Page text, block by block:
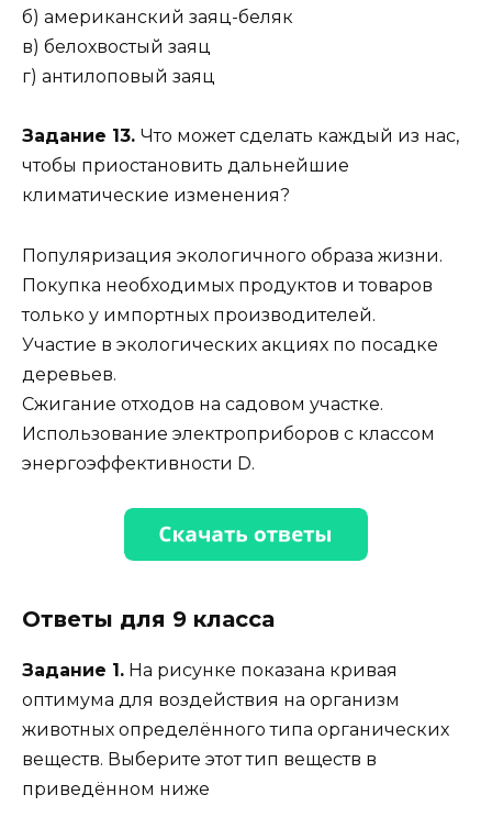
б) американский заяц-беляк
в) белохвостый заяц
г) антилоповый заяц
Задание 13. Что может сделать каждый из нас,
чтобы приостановить дальнейшие
климатические изменения?
Популяризация экологичного образа жизни.
Покупка необходимых продуктов и товаров
только у импортных производителей.
Участие в экологических акциях по посадке
деревьев.
Сжигание отходов на садовом участке.
Использование электроприборов с классом
энергоэффективности D.
Ответы для 9 класса
Задание 1. На рисунке показана кривая
оптимума для воздействия на организм
животных определённого типа органических
веществ. Выберите этот тип веществ в
приведённом ниже